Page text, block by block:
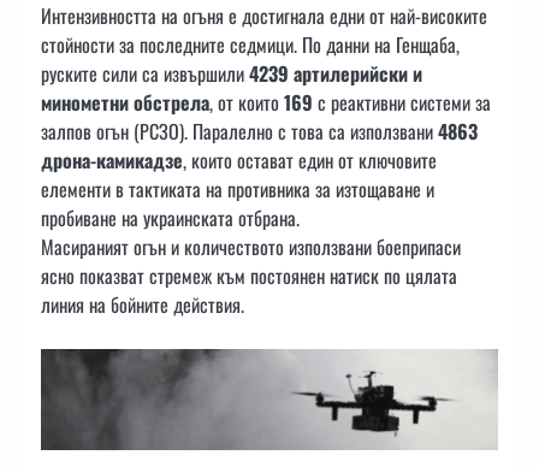
Интензивността на огъня е достигнала едни от най-високите
стойности за последните седмици. По данни на Генщаба,
руските сили са извършили4239 артилерийски и
минометни обстрела, от които169 с реактивни системи за
залпов огън (РСЗО). Паралелно с това са използвани4863
дрона-камикадзе, които остават един от ключовите
елементи в тактиката на противника за изтощаване и
пробиване на украинската отбрана.
Масираният огън и количеството използвани боеприпаси
ясно показват стремеж към постоянен натиск по цялата
линия на бойните действия.